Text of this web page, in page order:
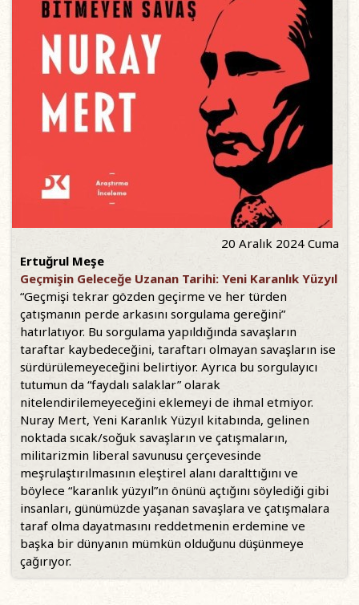
20 Aralık 2024 Cuma
Ertuğrul Meşe
Geçmişin Geleceğe Uzanan Tarihi: Yeni Karanlık Yüzyıl
“Geçmişi tekrar gözden geçirme ve her türden
çatışmanın perde arkasını sorgulama gereğini”
hatırlatıyor. Bu sorgulama yapıldığında savaşların
taraftar kaybedeceğini, taraftarı olmayan savaşların ise
sürdürülemeyeceğini belirtiyor. Ayrıca bu sorgulayıcı
tutumun da “faydalı salaklar” olarak
nitelendirilemeyeceğini eklemeyi de ihmal etmiyor.
Nuray Mert, Yeni Karanlık Yüzyıl kitabında, gelinen
noktada sıcak/soğuk savaşların ve çatışmaların,
militarizmin liberal savunusu çerçevesinde
meşrulaştırılmasının eleştirel alanı daralttığını ve
böylece “karanlık yüzyıl”ın önünü açtığını söylediği gibi
insanları, günümüzde yaşanan savaşlara ve çatışmalara
taraf olma dayatmasını reddetmenin erdemine ve
başka bir dünyanın mümkün olduğunu düşünmeye
çağırıyor.